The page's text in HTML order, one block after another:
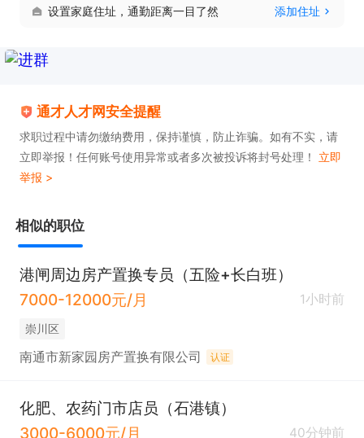
设置家庭住址，通勤距离一目了然 添加住址
通才人才网安全提醒
求职过程中请勿缴纳费用，保持谨慎，防止诈骗。如有不实，请
立即举报！任何账号使用异常或者多次被投诉将封号处理！ 立即
举报 >
相似的职位
港闸周边房产置换专员（五险+长白班）
7000-12000元/月
1小时前
崇川区
南通市新家园房产置换有限公司 认证
化肥、农药门市店员（石港镇）
3000-6000元/月
40分钟前